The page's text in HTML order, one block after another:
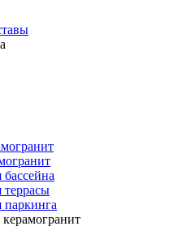
террасы
паркинга